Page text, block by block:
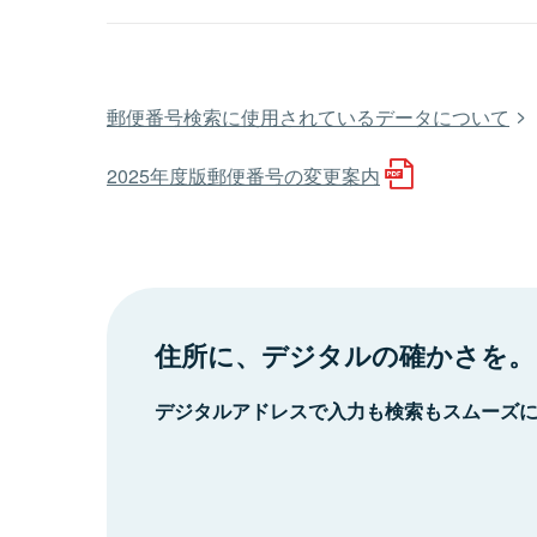
郵便番号検索に使用されているデータについて
2025年度版郵便番号の変更案内
住所に、デジタルの確かさを。
デジタルアドレスで入力も検索もスムーズ